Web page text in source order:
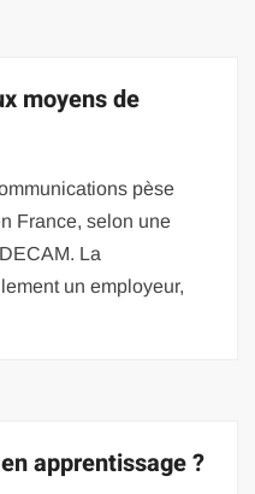
moyens de
pèse
France, selon une
La
un employeur,
apprentissage ?